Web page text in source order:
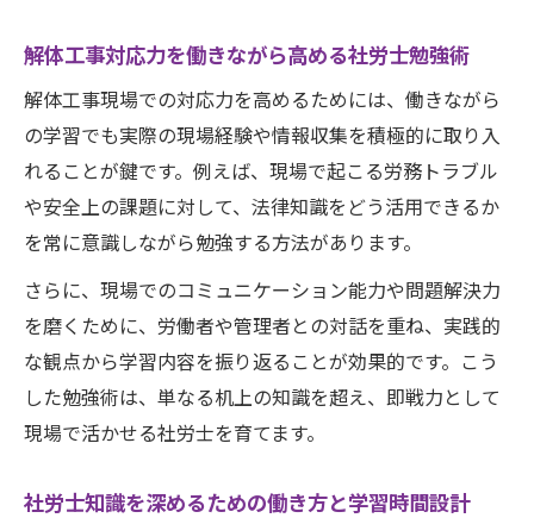
解体工事対応力を働きながら高める社労士勉強術
解体工事現場での対応力を高めるためには、働きながら
の学習でも実際の現場経験や情報収集を積極的に取り入
れることが鍵です。例えば、現場で起こる労務トラブル
や安全上の課題に対して、法律知識をどう活用できるか
を常に意識しながら勉強する方法があります。
さらに、現場でのコミュニケーション能力や問題解決力
を磨くために、労働者や管理者との対話を重ね、実践的
な観点から学習内容を振り返ることが効果的です。こう
した勉強術は、単なる机上の知識を超え、即戦力として
現場で活かせる社労士を育てます。
社労士知識を深めるための働き方と学習時間設計